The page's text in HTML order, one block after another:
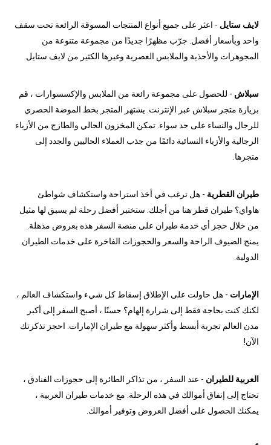
لايف ستايل - اعثر على جميع أنواع المنتجات المسوقة الرائعة تحت سقف
واحد وبأسعار أفضل. جرّب مظهرًا جديدًا من مجموعة متنوعة من
المجوهرات والأحذية والملابس العصرية وغيرها الكثير من لايف ستايل.
سبلاش - للحصول على مجموعة رائعة من الملابس والإكسسوارات ، قم
بزيارة متجر سبلاش عبر الإنترنت. يشتهر المتجر بخط الموضة الحصري
للرجال والنساء على حد سواء. تمكن المخزون الحالي والطازج من الأزياء
الرجالية والأزياء النسائية دائمًا من جذب العملاء الحاليين والجدد إلى
متجرها.
طيران القطرية - هل ترغب في أخذ استراحة واستكشاف شواطئ
هاواي؟ طيران قطر هنا من أجلك. ستختبر أفضل رحلة لم يسبق لها مثيل
من خلال حجز أي خدمة طيران على منصة السفر هذه بعروض مذهلة.
يمنح الضيوف الراحة والسعر والحجوزات الفاخرة على خدمات الطيران
الدولية.
الإمارات - هل حاولت على الإطلاق إسقاط كل شيء واستكشاف العالم ،
لكنك كنت بحاجة فقط إلى شرارة إلهام؟ حسنًا ، أصبح السفر إلى أكبر
مدن العالم تجربة أبسط وأكثر سهولة مع طيران الإمارات. احجز تذكرتك
الآن!
العربية للطيران - عند السفر ، من تذاكر الطائرة إلى حجوزات الفنادق ،
تحتاج إلى إنفاق أموالك في هذه الرحلة. مع خدمات طيران العربية ،
يمكنك الحصول على أفضل العروض وتوفير أموالك.